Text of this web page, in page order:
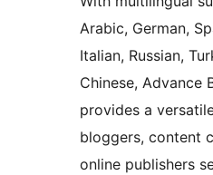
Arabic, German,
Italian, Russian,
Chinese, Advance
provides a
bloggers, content
online publishers